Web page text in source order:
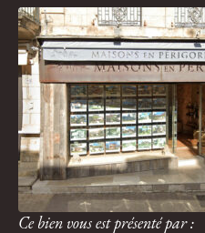
Ce bien vous est présenté par :